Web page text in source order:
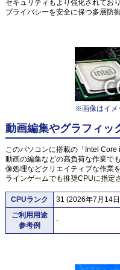
セキュリティもより強化されてお
プライバシーを安全に保つ多層防
※画像はイメ
動画編集やグラフィッ
このパソコンに搭載の「Intel
動画の編集などの高負荷な作業で
像処理などクリエイティブな作業
ラインゲームでも推奨CPUに指定
CPUランク
31 (2026年7月14
ご利用用途
参考例
-